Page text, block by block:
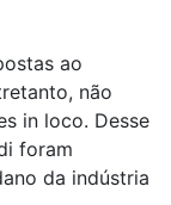
ao
não
in loco. Desse
foram
da indústria